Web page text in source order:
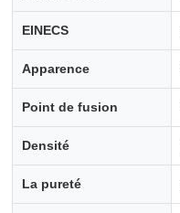
EINECS
Apparence
Point de fusion
Densité
La pureté